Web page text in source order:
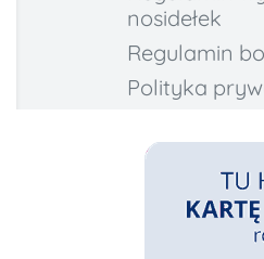
nosidełek
Regulamin
Polityka